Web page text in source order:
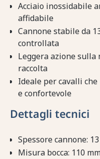
Acciaio inossidabile
affidabile
Cannone stabile da
controllata
Leggera azione
raccolta
Ideale per cavalli
e confortevole
Dettagli tecnici
Spessore cannone:
Misura bocca: 110